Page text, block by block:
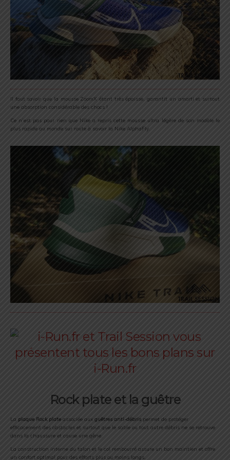
Il faut savoir que la mousse ZoomX étant très épaisse, garantit un amorti et surtout
une absorption considérable des chocs !
Ce n’est pas pour rien que Nike a repris cette mousse ultra légère de son modèle le
plus rapide au monde sur route à savoir la Nike AlphaFly.
Rock plate et la guêtre
La plaque Rock plate associée aux guêtres anti-débris permet de protéger
efficacement des obstacles et surtout que le sable ou tout autre débris ne se retrouve
dans la chaussure et cause une gêne.
La construction interne du talon et le col rembourré assure un bon maintien et offre
un confort optimal pour des efforts plus ou moins longs.